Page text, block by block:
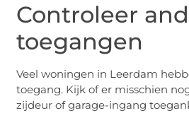
Controleer
toegangen
Veel woningen in Leerdam
toegang. Kijk of er misschien
zijdeur of garage-ingang